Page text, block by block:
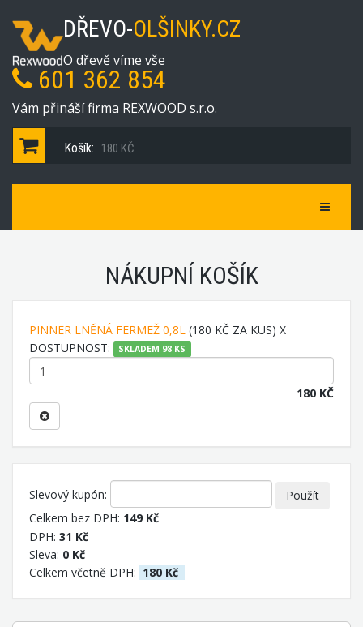
DŘEVO-OLŠINKY.CZ
O dřevě víme vše
601 362 854
Vám přináší firma REXWOOD s.r.o.
Košík: 180 KČ
Navigace
NÁKUPNÍ KOŠÍK
PINNER LNĚNÁ FERMEŽ 0,8L (180 KČ ZA KUS) X
DOSTUPNOST:
SKLADEM 98 KS
180 KČ
Slevový kupón:
Použít
Celkem bez DPH: 149 Kč
DPH: 31 Kč
Sleva: 0 Kč
Celkem včetně DPH: 180 Kč